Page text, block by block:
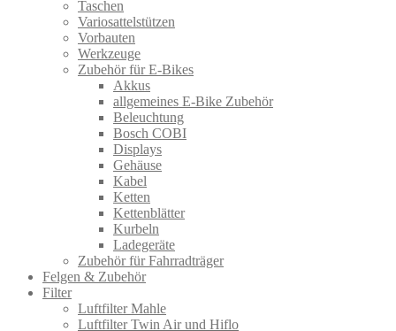
Taschen
Variosattelstützen
Vorbauten
Werkzeuge
Zubehör für E-Bikes
Akkus
allgemeines E-Bike Zubehör
Beleuchtung
Bosch COBI
Displays
Gehäuse
Kabel
Ketten
Kettenblätter
Kurbeln
Ladegeräte
Zubehör für Fahrradträger
Felgen & Zubehör
Filter
Luftfilter Mahle
Luftfilter Twin Air und Hiflo